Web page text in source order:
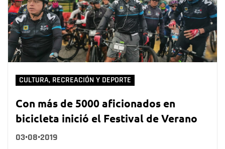
CULTURA, RECREACIÓN Y DEPORTE
Con más de 5000 aficionados en
bicicleta inició el Festival de Verano
03•08•2019